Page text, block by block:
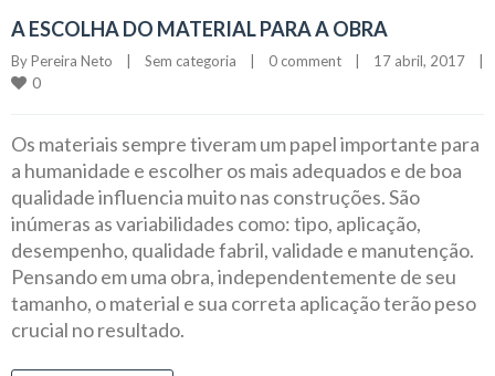
A ESCOLHA DO MATERIAL PARA A OBRA
By Pereira Neto Sem categoria 0 comment 17 abril, 2017
0
Os materiais sempre tiveram um papel importante para
a humanidade e escolher os mais adequados e de boa
qualidade influencia muito nas construções. São
inúmeras as variabilidades como: tipo, aplicação,
desempenho, qualidade fabril, validade e manutenção.
Pensando em uma obra, independentemente de seu
tamanho, o material e sua correta aplicação terão peso
crucial no resultado.